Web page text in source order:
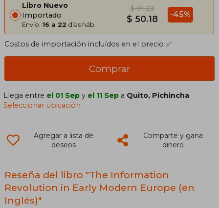
Libro Nuevo
Importado
Envío: 16 a 22 días háb.
$ 91.23
$ 50.18 -45%
Costos de importación incluídos en el precio ✅
Comprar
Llega entre el 01 Sep y el 11 Sep a Quito, Pichincha.
Seleccionar ubicación
Agregar a lista de
deseos
Comparte y gana
dinero
Reseña del libro "The Information
Revolution in Early Modern Europe (en
Inglés)"